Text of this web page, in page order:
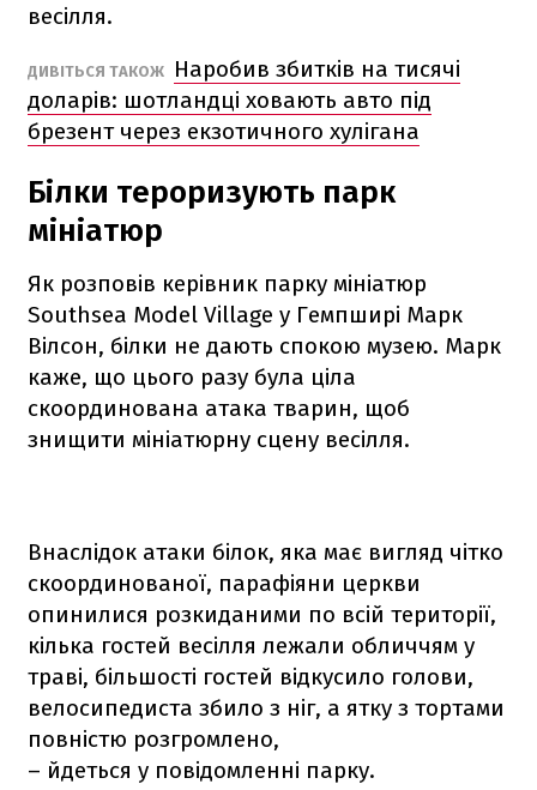
весілля.
ДИВІТЬСЯ ТАКОЖ
Наробив збитків на тисячі
доларів: шотландці ховають авто під
брезент через екзотичного хулігана
Білки тероризують парк
мініатюр
Як розповів керівник парку мініатюр
Southsea Model Village у Гемпширі Марк
Вілсон, білки не дають спокою музею. Марк
каже, що цього разу була ціла
скоординована атака тварин, щоб
знищити мініатюрну сцену весілля.
Внаслідок атаки білок, яка має вигляд чітко
скоординованої, парафіяни церкви
опинилися розкиданими по всій території,
кілька гостей весілля лежали обличчям у
траві, більшості гостей відкусило голови,
велосипедиста збило з ніг, а ятку з тортами
повністю розгромлено,
– йдеться у повідомленні парку.